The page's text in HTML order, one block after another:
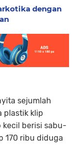
dengan
sejumlah
plastik klip
kecil berisi sabu-
170 ribu diduga